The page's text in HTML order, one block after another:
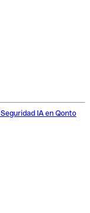
Seguridad IA en Qonto